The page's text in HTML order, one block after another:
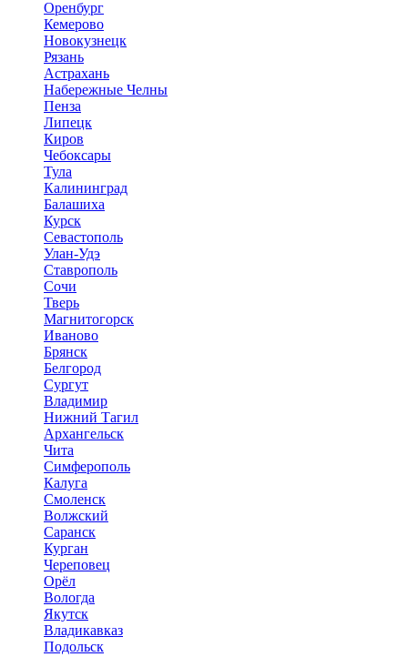
Оренбург
Кемерово
Новокузнецк
Рязань
Астрахань
Набережные Челны
Пенза
Липецк
Киров
Чебоксары
Тула
Калининград
Балашиха
Курск
Севастополь
Улан-Удэ
Ставрополь
Сочи
Тверь
Магнитогорск
Иваново
Брянск
Белгород
Сургут
Владимир
Нижний Тагил
Архангельск
Чита
Симферополь
Калуга
Смоленск
Волжский
Саранск
Курган
Череповец
Орёл
Вологда
Якутск
Владикавказ
Подольск